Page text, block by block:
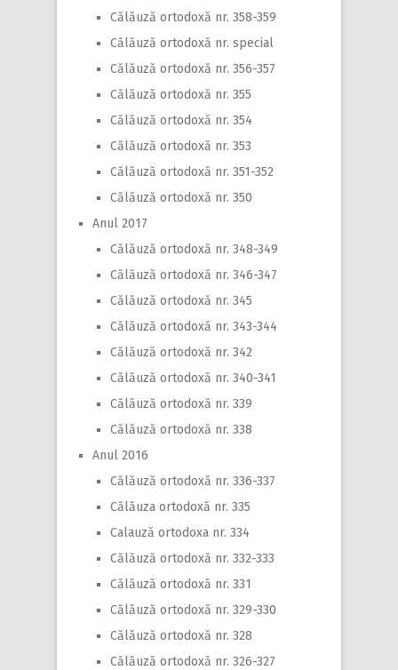
Călăuză ortodoxă nr. 358-359
Călăuză ortodoxă nr. special
Călăuză ortodoxă nr. 356-357
Călăuză ortodoxă nr. 355
Călăuză ortodoxă nr. 354
Călăuză ortodoxă nr. 353
Călăuză ortodoxă nr. 351-352
Călăuză ortodoxă nr. 350
Anul 2017
Călăuză ortodoxă nr. 348-349
Călăuză ortodoxă nr. 346-347
Călăuză ortodoxă nr. 345
Călăuză ortodoxă nr. 343-344
Călăuză ortodoxă nr. 342
Călăuză ortodoxă nr. 340-341
Călăuză ortodoxă nr. 339
Călăuză ortodoxă nr. 338
Anul 2016
Călăuză ortodoxă nr. 336-337
Călăuza ortodoxă nr. 335
Calauză ortodoxa nr. 334
Călăuză ortodoxă nr. 332-333
Călăuză ortodoxă nr. 331
Călăuză ortodoxă nr. 329-330
Călăuză ortodoxă nr. 328
Călăuză ortodoxă nr. 326-327